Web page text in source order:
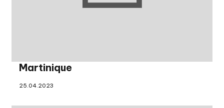
Martinique
25.04.2023